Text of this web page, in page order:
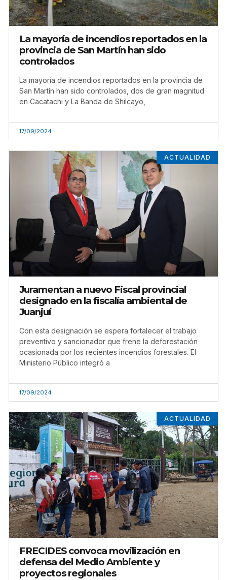
La mayoría de incendios reportados en la
provincia de San Martín han sido
controlados
La mayoría de incendios reportados en la provincia de
San Martín han sido controlados, dos de gran magnitud
en Cacatachi y La Banda de Shilcayo,
17/09/2024
ACTUALIDAD
Juramentan a nuevo Fiscal provincial
designado en la fiscalía ambiental de
Juanjuí
Con esta designación se espera fortalecer el trabajo
preventivo y sancionador que frene la deforestación
ocasionada por los recientes incendios forestales. El
Ministerio Público integró a
17/09/2024
ACTUALIDAD
FRECIDES convoca movilización en
defensa del Medio Ambiente y
proyectos regionales